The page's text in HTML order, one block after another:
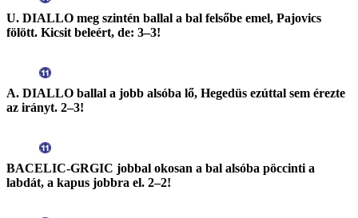
U. DIALLO meg szintén ballal a bal felsőbe emel, Pajovics
fölött. Kicsit beleért, de: 3–3!
A. DIALLO ballal a jobb alsóba lő, Hegedüs ezúttal sem érezte
az irányt. 2–3!
BACELIC-GRGIC jobbal okosan a bal alsóba pöccinti a
labdát, a kapus jobbra el. 2–2!